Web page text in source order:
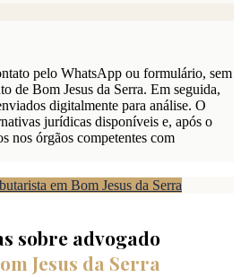
pelo WhatsApp ou formulário, sem
de Bom Jesus da Serra. Em seguida,
digitalmente para análise. O
jurídicas disponíveis e, após o
nos órgãos competentes com
em Bom Jesus da Serra
sobre advogado
Jesus da Serra